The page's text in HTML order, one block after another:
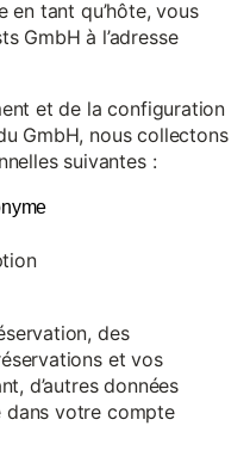
en tant qu’hôte, vous
GmbH à l’adresse
et de la configuration
GmbH, nous collectons
suivantes :
des
et vos
d’autres données
dans votre compte